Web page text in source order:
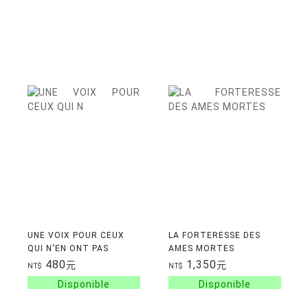
UNE VOIX POUR CEUX
QUI N'EN ONT PAS
NT$ 480元
LA FORTERESSE DES
AMES MORTES
NT$ 1,350元